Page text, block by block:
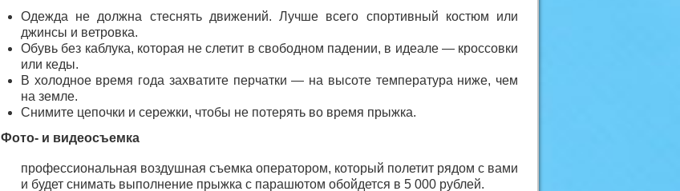
Одежда не должна стеснять движений. Лучше всего спортивный костюм или
джинсы и ветровка.
Обувь без каблука, которая не слетит в свободном падении, в идеале — кроссовки
или кеды.
В холодное время года захватите перчатки — на высоте температура ниже, чем
на земле.
Снимите цепочки и сережки, чтобы не потерять во время прыжка.
Фото- и видеосъемка
профессиональная воздушная съемка оператором, который полетит рядом с вами
и будет снимать выполнение прыжка с парашютом обойдется в 5 000 рублей.